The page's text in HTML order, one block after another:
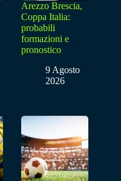
Arezzo Brescia,
Coppa Italia:
probabili
formazioni e
pronostico
9 Agosto
2026